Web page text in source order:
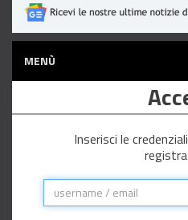
MENÙ
Inserisci le